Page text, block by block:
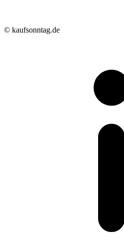
© kaufsonntag.de